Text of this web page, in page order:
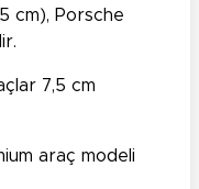
cm), Porsche
7,5 cm
araç modeli